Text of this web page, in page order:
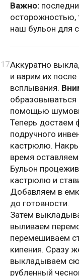
Важно:
осторожностью,
наш бульон для
Аккуратно
и варим их
всплывания.
образовываться
помощью
Теперь достаем
подручного
кастрюлю.
время
Бульон
кастрюлю и
Добавляем в
до готовности.
Затем
выливаем
перемешиваем
кипения. Сразу
выкладываем
рубленный